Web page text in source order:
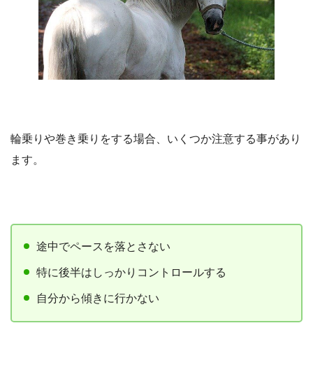
輪乗りや巻き乗りをする場合、いくつか注意する事があり
ます。
途中でペースを落とさない
特に後半はしっかりコントロールする
自分から傾きに行かない